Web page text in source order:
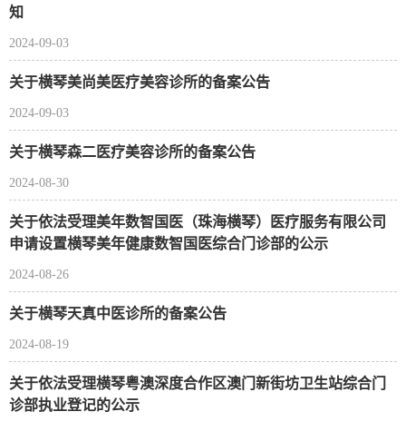
知
2024-09-03
关于横琴美尚美医疗美容诊所的备案公告
2024-09-03
关于横琴森二医疗美容诊所的备案公告
2024-08-30
关于依法受理美年数智国医（珠海横琴）医疗服务有限公司
申请设置横琴美年健康数智国医综合门诊部的公示
2024-08-26
关于横琴天真中医诊所的备案公告
2024-08-19
关于依法受理横琴粤澳深度合作区澳门新街坊卫生站综合门
诊部执业登记的公示